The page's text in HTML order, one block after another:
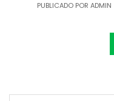
PUBLICADO PORADMIN